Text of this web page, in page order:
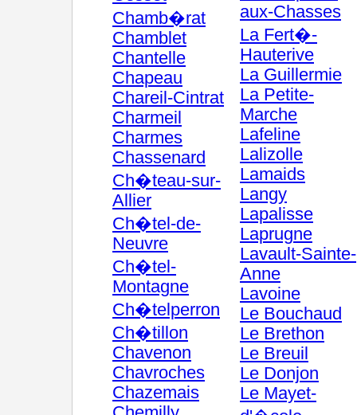
Chamb�rat
Chamblet
Chantelle
Chapeau
Chareil-Cintrat
Charmeil
Charmes
Chassenard
Ch�teau-sur-
Allier
Ch�tel-de-
Neuvre
Ch�tel-
Montagne
Ch�telperron
Ch�tillon
Chavenon
Chavroches
Chazemais
aux-Chasses
La Fert�-
Hauterive
La Guillermie
La Petite-
Marche
Lafeline
Lalizolle
Lamaids
Langy
Lapalisse
Laprugne
Lavault-Sainte-
Anne
Lavoine
Le Bouchaud
Le Brethon
Le Breuil
Le Donjon
Le Mayet-